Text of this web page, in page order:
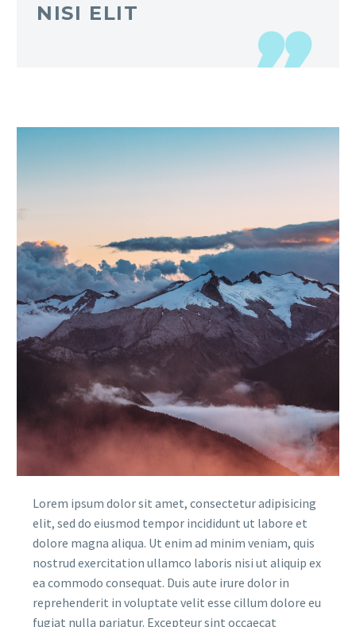
NISI ELIT
Lorem ipsum dolor sit amet, consectetur adipisicing
elit, sed do eiusmod tempor incididunt ut labore et
dolore magna aliqua. Ut enim ad minim veniam, quis
nostrud exercitation ullamco laboris nisi ut aliquip ex
ea commodo consequat. Duis aute irure dolor in
reprehenderit in voluptate velit esse cillum dolore eu
fugiat nulla pariatur. Excepteur sint occaecat